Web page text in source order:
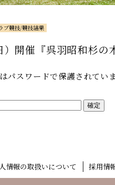
ブ競技/競技結果
）開催『呉羽昭和杉の
パスワードで保護されて
情報の取扱いについて 採用情